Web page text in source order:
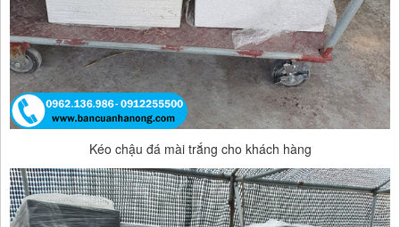
Kéo chậu đá mài trắng cho khách hàng